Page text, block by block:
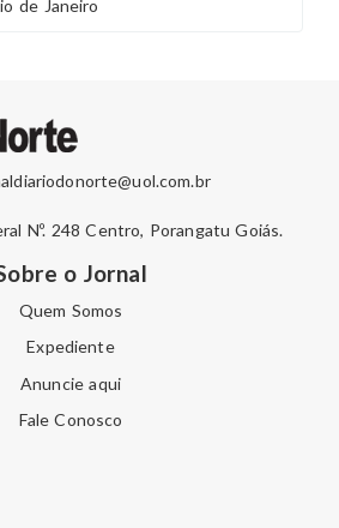
de Janeiro
Nº. 248 Centro, Porangatu Goiás.
o Jornal
Quem Somos
Expediente
Anuncie aqui
Fale Conosco